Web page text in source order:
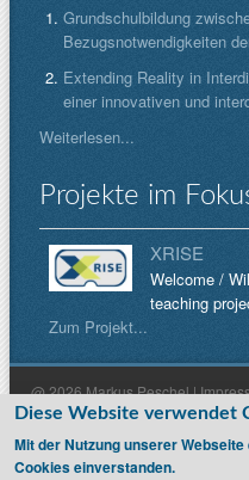
Grundschulbildung
Bezugsnotwendigkeiten
Extending Reality in
einer innovativen und
Weiterlesen...
Projekte im
XRISE
Welcome /
teaching
Zum Projekt...
@ 2026 Markus Peschel |
Diese Website verwendet
Mit der Nutzung unserer
Cookies einverstanden.